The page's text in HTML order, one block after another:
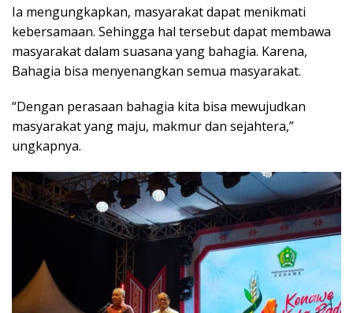
Ia mengungkapkan, masyarakat dapat menikmati
kebersamaan. Sehingga hal tersebut dapat membawa
masyarakat dalam suasana yang bahagia. Karena,
Bahagia bisa menyenangkan semua masyarakat.
“Dengan perasaan bahagia kita bisa mewujudkan
masyarakat yang maju, makmur dan sejahtera,”
ungkapnya.